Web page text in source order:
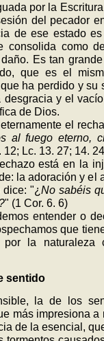
por la
del pecador
de ese estado
consolida como
Es tan
que es el
ha perdido y su
desgracia y el
de Dios.
el
al fuego eterno,
12; Lc. 13. 27; 14.
está en la
la adoración y el
"¿ No sabéis
" (1 Cor. 6. 6)
entender o
que
la naturaleza
sentido
la de los
más impresiona a
de la esencial,